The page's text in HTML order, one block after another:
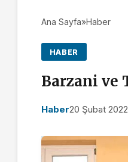
Ana Sayfa»Haber
HABER
Barzani ve
Haber20 Şubat